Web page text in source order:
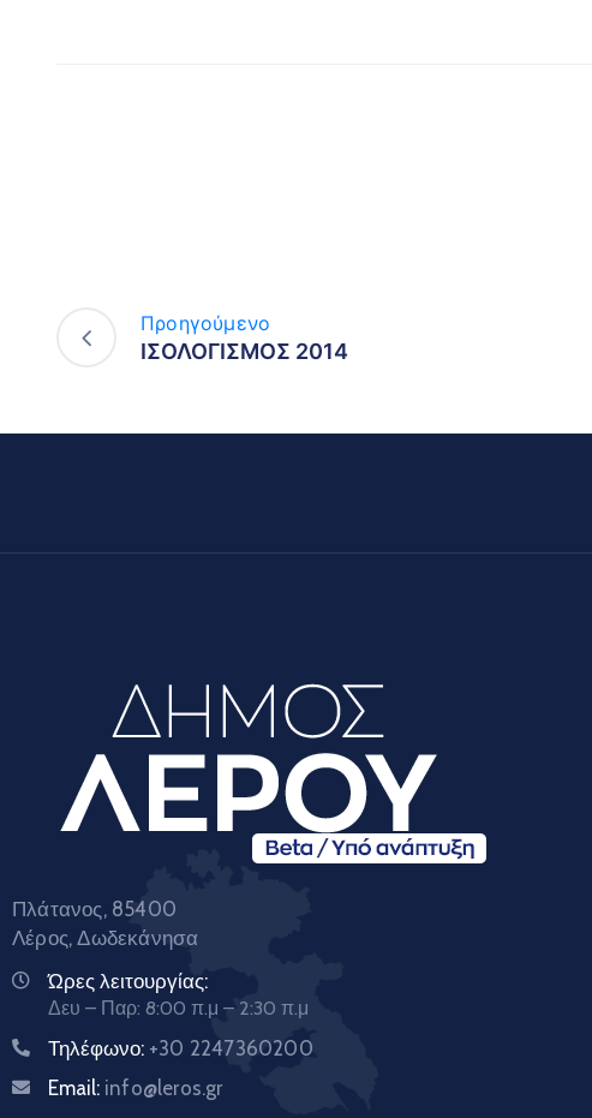
Προηγούμενο
ΙΣΟΛΟΓΙΣΜΟΣ 2014
Πλάτανος, 85400
Λέρος, Δωδεκάνησα
Ώρες λειτουργίας:
Δευ – Παρ: 8:00 π.μ – 2:30 π.μ
Τηλέφωνο: +30 2247360200
Email: info@leros.gr